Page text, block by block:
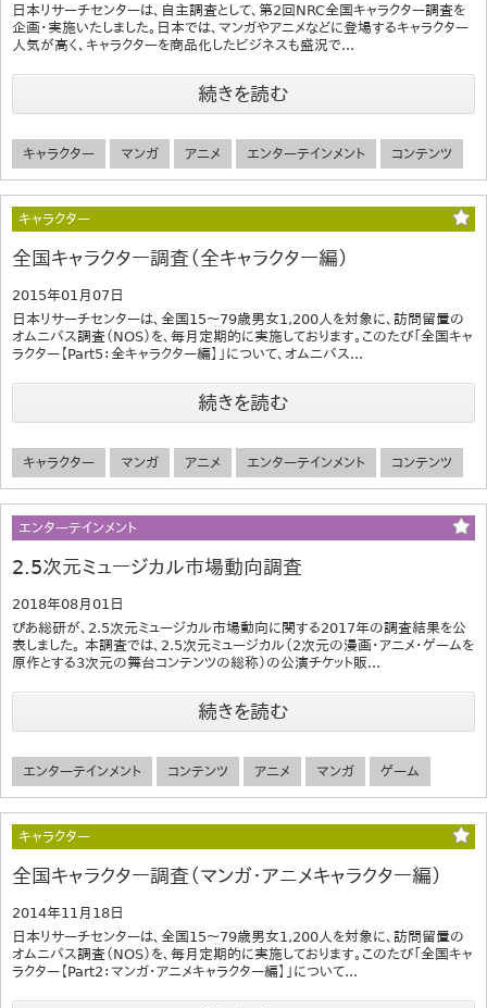
日本リサーチセンターは、自主調査として、第2回NRC全国キャラクター調査を
企画・実施いたしました。日本では、マンガやアニメなどに登場するキャラクター
人気が高く、キャラクターを商品化したビジネスも盛況で...
続きを読む
キャラクター マンガ アニメ エンターテインメント コンテンツ
キャラクター
全国キャラクター調査（全キャラクター編）
2015年01月07日
日本リサーチセンターは、全国15～79歳男女1,200人を対象に、訪問留置の
オムニバス調査（NOS）を、毎月定期的に実施しております。このたび「全国キャ
ラクター【Part5：全キャラクター編】」について、オムニバス...
続きを読む
キャラクター マンガ アニメ エンターテインメント コンテンツ
エンターテインメント
2.5次元ミュージカル市場動向調査
2018年08月01日
ぴあ総研が、2.5次元ミュージカル市場動向に関する2017年の調査結果を公
表しました。 本調査では、2.5次元ミュージカル（2次元の漫画・アニメ・ゲームを
原作とする3次元の舞台コンテンツの総称）の公演チケット販...
続きを読む
エンターテインメント コンテンツ アニメ マンガ ゲーム
キャラクター
全国キャラクター調査（マンガ・アニメキャラクター編）
2014年11月18日
日本リサーチセンターは、全国15～79歳男女1,200人を対象に、訪問留置の
オムニバス調査（NOS）を、毎月定期的に実施しております。このたび「全国キャ
ラクター【Part2：マンガ・アニメキャラクター編】」について...